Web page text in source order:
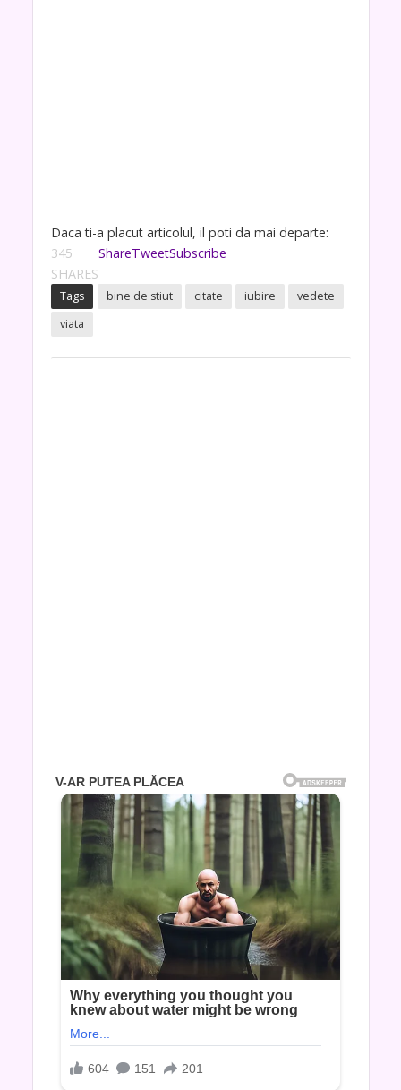
Daca ti-a placut articolul, il poti da mai departe:
345
SHARES
ShareTweetSubscribe
Tags bine de stiut citate iubire
vedete
viata